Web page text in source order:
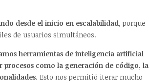
desde el inicio en escalabilidad, porque
de usuarios simultáneos.
herramientas de inteligencia artificial
procesos como la generación de código, la
. Esto nos permitió iterar mucho